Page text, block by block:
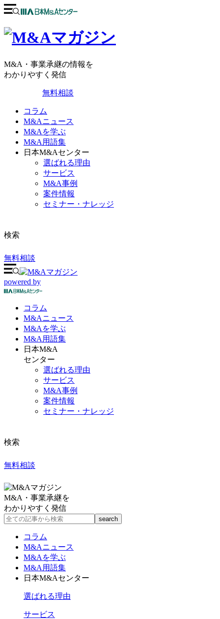
M&A・事業承継の情報を
わかりやすく発信
無料相談
コラム
M&Aニュース
M&Aを学ぶ
M&A用語集
日本M&Aセンター
選ばれる理由
サービス
M&A事例
案件情報
セミナー・ナレッジ
検索
無料相談
powered by
コラム
M&Aニュース
M&Aを学ぶ
M&A 用語集
日本M&A
センター
選ばれる理由
サービス
M&A事例
案件情報
セミナー・ナレッジ
検索
無料相談
M&A・事業承継を
わかりやすく発信
コラム
M&Aニュース
M&Aを学ぶ
M&A用語集
日本M&Aセンター
選ばれる理由
サービス